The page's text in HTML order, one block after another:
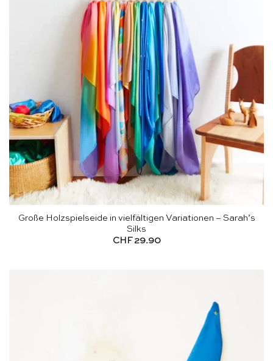
Große Holzspielseide in vielfältigen Variationen – Sarah’s
Silks
CHF 29.90